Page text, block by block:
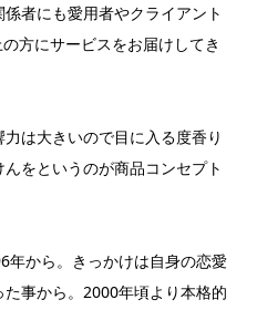
者にも愛用者やクライアント
方にサービスをお届けしてき
は大きいので目に入る度香り
をというのが商品コンセプト
年から。きっかけは自身の恋愛
事から。2000年頃より本格的